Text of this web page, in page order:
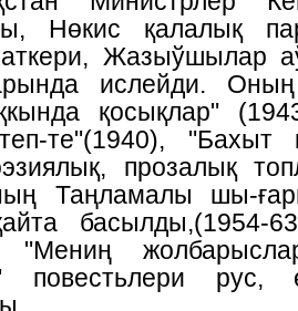
Нөкис қалалық
Жазыўшылар
ислейди.
қосықлар"
те"(1940), "Бахыт
прозалық
Таңламалы шы-
басылды,(1954-
"Мениң
повестьлери рус,